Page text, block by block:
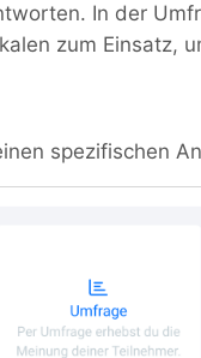
In der
zum Einsatz,
spezifischen